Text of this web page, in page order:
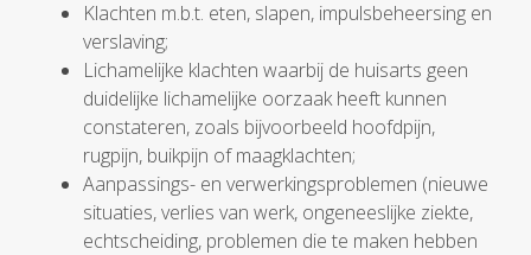
Klachten m.b.t. eten, slapen, impulsbeheersing en
verslaving;
Lichamelijke klachten waarbij de huisarts geen
duidelijke lichamelijke oorzaak heeft kunnen
constateren, zoals bijvoorbeeld hoofdpijn,
rugpijn, buikpijn of maagklachten;
Aanpassings- en verwerkingsproblemen (nieuwe
situaties, verlies van werk, ongeneeslijke ziekte,
echtscheiding, problemen die te maken hebben